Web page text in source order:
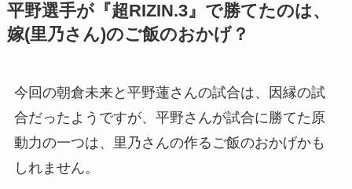
平野選手が『超RIZIN.3』で勝てたのは、
嫁(里乃さん)のご飯のおかげ？
今回の朝倉未来と平野蓮さんの試合は、因縁の試
合だったようですが、平野さんが試合に勝てた原
動力の一つは、里乃さんの作るご飯のおかげかも
しれません。